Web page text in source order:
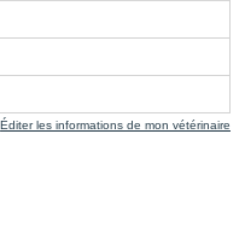
Éditer les informations de mon vétérinaire